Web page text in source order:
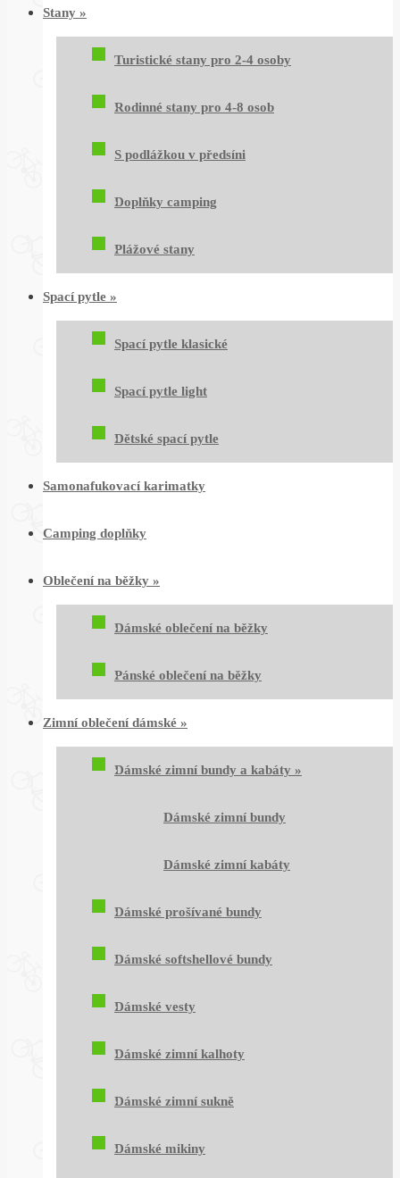
Stany »
Turistické stany pro 2-4 osoby
Rodinné stany pro 4-8 osob
S podlážkou v předsíni
Doplňky camping
Plážové stany
Spací pytle »
Spací pytle klasické
Spací pytle light
Dětské spací pytle
Samonafukovací karimatky
Camping doplňky
Oblečení na běžky »
Dámské oblečení na běžky
Pánské oblečení na běžky
Zimní oblečení dámské »
Dámské zimní bundy a kabáty »
Dámské zimní bundy
Dámské zimní kabáty
Dámské prošívané bundy
Dámské softshellové bundy
Dámské vesty
Dámské zimní kalhoty
Dámské zimní sukně
Dámské mikiny